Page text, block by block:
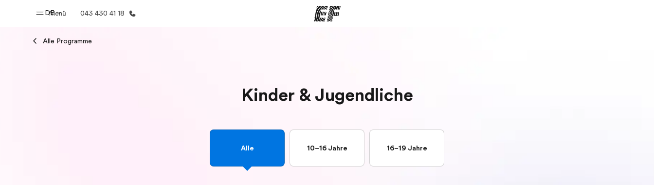
Menü
DE 043 430 41 18
Alle Programme
Kinder & Jugendliche
Alle 10–16 Jahre 16–19 Jahre